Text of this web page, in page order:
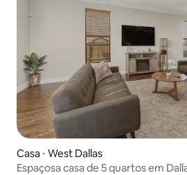
Casa ⋅ West Dallas
Espaçosa casa de 5 quartos em